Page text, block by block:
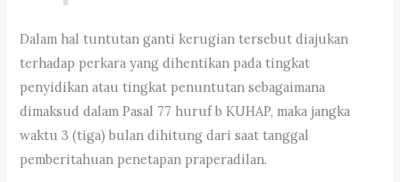
Dalam hal tuntutan ganti kerugian tersebut diajukan
terhadap perkara yang dihentikan pada tingkat
penyidikan atau tingkat penuntutan sebagaimana
dimaksud dalam Pasal 77 huruf b KUHAP, maka jangka
waktu 3 (tiga) bulan dihitung dari saat tanggal
pemberitahuan penetapan praperadilan.